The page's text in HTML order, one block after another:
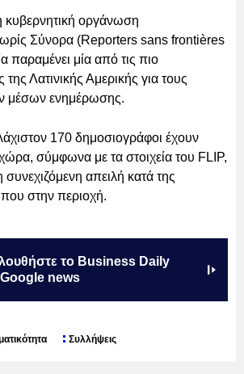
οργάνωση
Σύνορα (Reporters sans frontières
παραμένει μία από τις πιο
της Λατινικής Αμερικής για τους
μέσων ενημέρωσης.
170 δημοσιογράφοι έχουν
σύμφωνα με τα στοιχεία του FLIP,
συνεχιζόμενη απειλή κατά της
στην περιοχή.
το Business Daily
news
Συλλήψεις